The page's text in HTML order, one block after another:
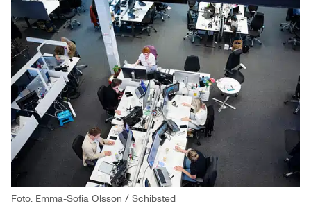
Foto: Emma-Sofia Olsson / Schibsted